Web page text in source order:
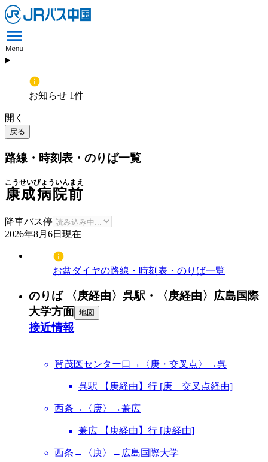
お知らせ 1件
開く
戻る
路線・時刻表・のりば一覧
康成病院前
こうせいびょういんまえ
降車バス停
2026年8月6日 現在
お盆ダイヤの路線・時刻表・のりば一覧
のりば 〈庚経由〉呉駅・〈庚経由〉広島国際
大学方面 地図
接近情報
賀茂医センター口→〈庚・交叉点〉→呉
呉駅 【庚経由】行 [庚 交叉点経由]
西条→〈庚〉→兼広
兼広 【庚経由】行 [庚経由]
西条→〈庚〉→広島国際大学